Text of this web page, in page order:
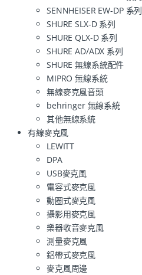
SENNHEISER EW-DP 系列
SHURE SLX-D 系列
SHURE QLX-D 系列
SHURE AD/ADX 系列
SHURE 無線系統配件
MIPRO 無線系統
無線麥克風音頭
behringer 無線系統
其他無線系統
有線麥克風
LEWITT
DPA
USB麥克風
電容式麥克風
動圈式麥克風
攝影用麥克風
樂器收音麥克風
測量麥克風
鋁帶式麥克風
麥克風周邊